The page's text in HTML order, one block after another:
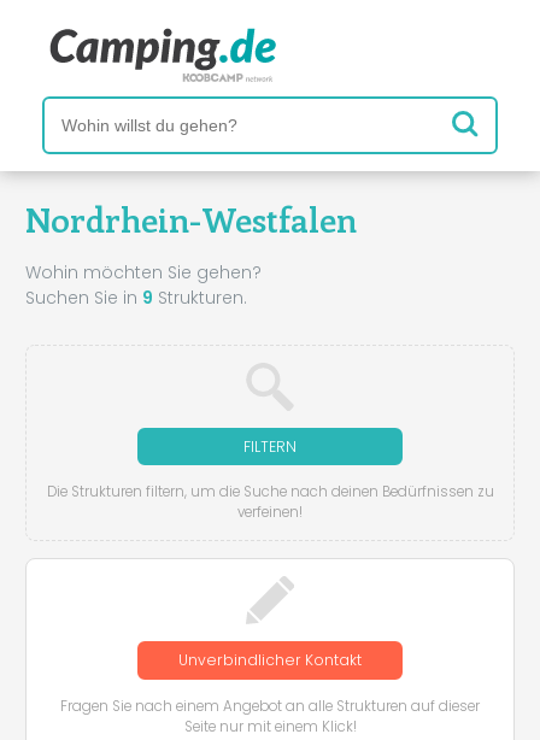
Nordrhein-Westfalen
Wohin möchten Sie gehen?
Suchen Sie in 9 Strukturen.
FILTERN
Die Strukturen filtern, um die Suche nach deinen Bedürfnissen zu
verfeinen!
Unverbindlicher Kontakt
Fragen Sie nach einem Angebot an alle Strukturen auf dieser
Seite nur mit einem Klick!